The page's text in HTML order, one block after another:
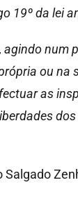
19º da lei
ou
as
Salgado